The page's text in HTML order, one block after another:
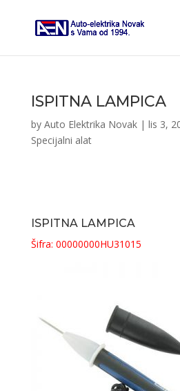
ISPITNA LAMPICA
by Auto Elektrika Novak| lis 3,
Specijalni alat
ISPITNA LAMPICA
Šifra: 00000000HU31015